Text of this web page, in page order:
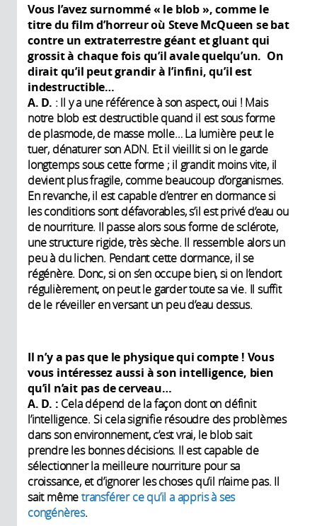
Vous l’avez surnommé « le blob », comme le
titre du film d’horreur où Steve McQueen se bat
contre un extraterrestre géant et gluant qui
grossit à chaque fois qu’il avale quelqu’un. On
dirait qu’il peut grandir à l’infini, qu’il est
indestructible…
A. D. : Il y a une référence à son aspect, oui ! Mais
notre blob est destructible quand il est sous forme
de plasmode, de masse molle… La lumière peut le
tuer, dénaturer son ADN. Et il vieillit si on le garde
longtemps sous cette forme ; il grandit moins vite, il
devient plus fragile, comme beaucoup d’organismes.
En revanche, il est capable d’entrer en dormance si
les conditions sont défavorables, s’il est privé d’eau ou
de nourriture. Il passe alors sous forme de sclérote,
une structure rigide, très sèche. Il ressemble alors un
peu à du lichen. Pendant cette dormance, il se
régénère. Donc, si on s’en occupe bien, si on l’endort
régulièrement, on peut le garder toute sa vie. Il suffit
de le réveiller en versant un peu d’eau dessus.
Il n’y a pas que le physique qui compte ! Vous
vous intéressez aussi à son intelligence, bien
qu’il n’ait pas de cerveau…
A. D. : Cela dépend de la façon dont on définit
l’intelligence. Si cela signifie résoudre des problèmes
dans son environnement, c’est vrai, le blob sait
prendre les bonnes décisions. Il est capable de
sélectionner la meilleure nourriture pour sa
croissance, et d’ignorer les choses qu’il n’aime pas. Il
sait mêmetransférer ce qu’il a appris à ses
congénères.